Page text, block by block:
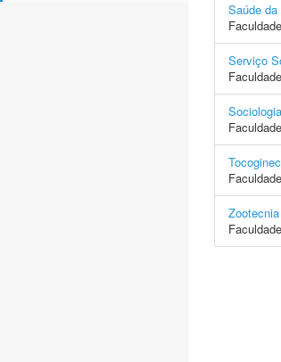
Saúde
Serviço